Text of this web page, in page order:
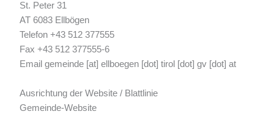
St. Peter 31
AT 6083 Ellbögen
Telefon +43 512 377555
Fax +43 512 377555-6
Email gemeinde [at] ellboegen [dot] tirol [dot] gv [dot] at
Ausrichtung der Website / Blattlinie
Gemeinde-Website